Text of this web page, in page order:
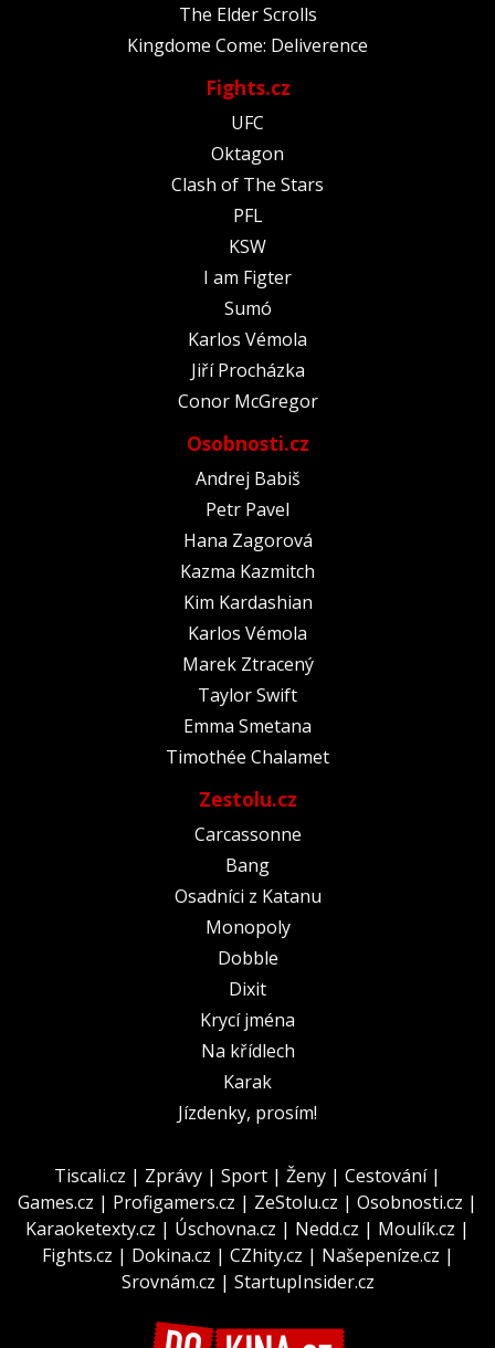
The Elder Scrolls
Kingdome Come: Deliverence
Fights.cz
UFC
Oktagon
Clash of The Stars
PFL
KSW
I am Figter
Sumó
Karlos Vémola
Jiří Procházka
Conor McGregor
Osobnosti.cz
Andrej Babiš
Petr Pavel
Hana Zagorová
Kazma Kazmitch
Kim Kardashian
Karlos Vémola
Marek Ztracený
Taylor Swift
Emma Smetana
Timothée Chalamet
Zestolu.cz
Carcassonne
Bang
Osadníci z Katanu
Monopoly
Dobble
Dixit
Krycí jména
Na křídlech
Karak
Jízdenky, prosím!
Tiscali.cz | Zprávy | Sport | Ženy | Cestování|
Games.cz | Profigamers.cz | ZeStolu.cz | Osobnosti.cz |
Karaoketexty.cz | Úschovna.cz | Nedd.cz | Moulík.cz |
Fights.cz | Dokina.cz | CZhity.cz | Našepeníze.cz |
Srovnám.cz | StartupInsider.cz